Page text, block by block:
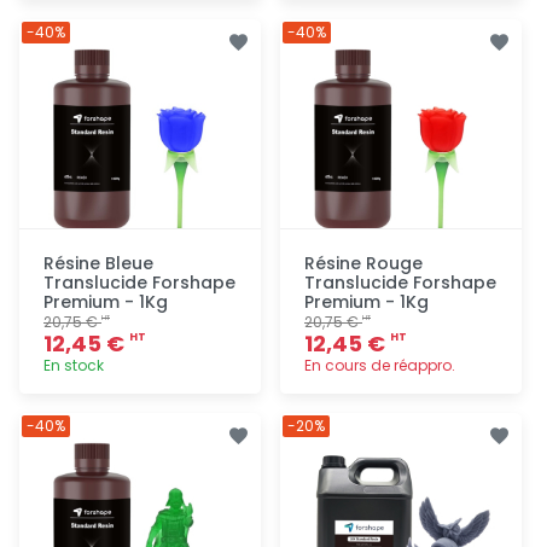
Résine Bleue
Translucide Forshape
Premium - 1Kg
20,75 €HT
12,45 € HT
En stock
-40%
Résine Rouge
Translucide Forshape
Premium - 1Kg
20,75 €HT
12,45 € HT
En cours de réappro.
-40%
-40% -20%